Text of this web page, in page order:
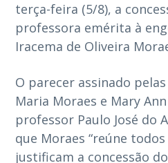
terça-feira (5/8), a
professora emérita à
Iracema de Oliveira
O parecer assinado
Maria Moraes e Mary
professor Paulo José do
que Moraes “reúne
justificam a concessão